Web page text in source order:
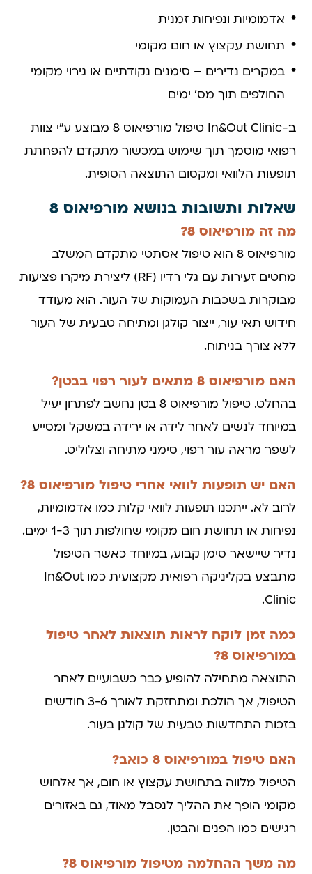
אדמומיות ונפיחות זמנית
תחושת עקצוץ או חום מקומי
במקרים נדירים – סימנים נקודתיים או גירוי מקומי
החולפים תוך מס' ימים
ב-In&Out Clinic טיפול מורפיאוס 8 מבוצע ע"י צוות
רפואי מוסמך תוך שימוש במכשור מתקדם להפחתת
תופעות הלוואי ומקסום התוצאה הסופית.
שאלות ותשובות בנושא מורפיאוס 8
מה זה מורפיאוס 8?
מורפיאוס 8 הוא טיפול אסתטי מתקדם המשלב
מחטים זעירות עם גלי רדיו (RF) ליצירת מיקרו פציעות
מבוקרות בשכבות העמוקות של העור. הוא מעודד
חידוש תאי עור, ייצור קולגן ומתיחה טבעית של העור
ללא צורך בניתוח.
האם מורפיאוס 8 מתאים לעור רפוי בבטן?
בהחלט. טיפול מורפיאוס 8 בטן נחשב לפתרון יעיל
במיוחד לנשים לאחר לידה או ירידה במשקל ומסייע
לשפר מראה עור רפוי, סימני מתיחה וצלוליט.
האם יש תופעות לוואי אחרי טיפול מורפיאוס 8?
לרוב לא. ייתכנו תופעות לוואי קלות כמו אדמומיות,
נפיחות או תחושת חום מקומי שחולפות תוך 1-3 ימים.
נדיר שיישאר סימן קבוע, במיוחד כאשר הטיפול
מתבצע בקליניקה רפואית מקצועית כמו In&Out
Clinic.
כמה זמן לוקח לראות תוצאות לאחר טיפול
במורפיאוס 8?
התוצאה מתחילה להופיע כבר כשבועיים לאחר
הטיפול, אך הולכת ומתחזקת לאורך 3-6 חודשים
בזכות התחדשות טבעית של קולגן בעור.
האם טיפול במורפיאוס 8 כואב?
הטיפול מלווה בתחושת עקצוץ או חום, אך אלחוש
מקומי הופך את ההליך לנסבל מאוד, גם באזורים
רגישים כמו הפנים והבטן.
מה משך ההחלמה מטיפול מורפיאוס 8?